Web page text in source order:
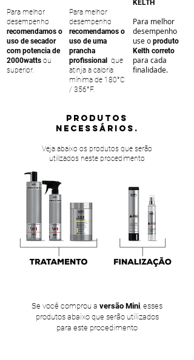
Para melhor
desempenho
recomendamos o
uso de secador
com potencia de
2000watts ou
superior.
Para melhor
desempenho
recomendamos o
uso de uma
prancha
profissional que
atinja a caloria
mínima de 180°C
/ 356°F.
KELTH
Para melhor
desempenho
use o produto
Kelth correto
para cada
finalidade.
PRODUTOS
NECESSÁRIOS.
Veja abaixo os produtos que serão
utilizados neste procedimento
Se você comprou a versão Mini , esses
produtos abaixo que serão utilizados
para este procedimento